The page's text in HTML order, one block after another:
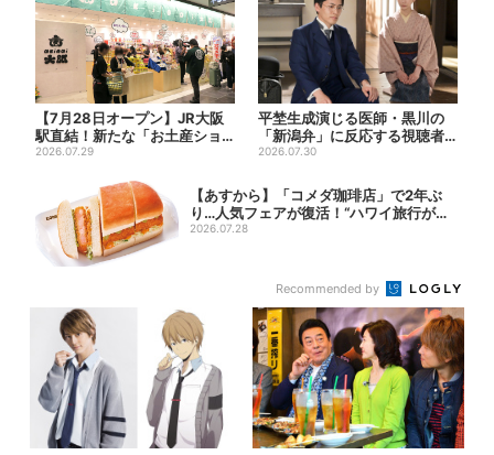
【7月28日オープン】JR大阪
駅直結！新たな「お土産ショ
ップ」、銘菓バラ売りで地...
2026.07.29
平埜生成演じる医師・黒川の
「新潟弁」に反応する視聴者
続出「グッときた」
2026.07.30
【あすから】「コメダ珈琲店」で2年ぶ
り…人気フェアが復活！“ハワイ旅行が当
たる”...
2026.07.28
Recommended by